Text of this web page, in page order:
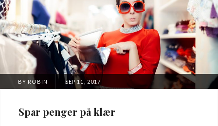
BYROBIN
POSTED
SEP 11, 2017
Spar penger på klær